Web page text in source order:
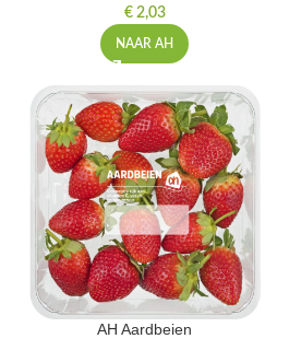
€2,03
NAAR AH
AH Aardbeien